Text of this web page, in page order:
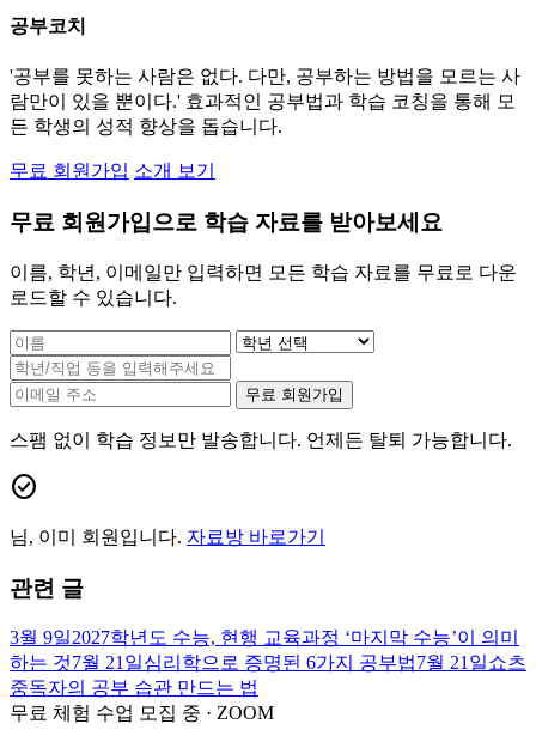
공부코치
'공부를 못하는 사람은 없다. 다만, 공부하는 방법을 모르는 사
람만이 있을 뿐이다.' 효과적인 공부법과 학습 코칭을 통해 모
든 학생의 성적 향상을 돕습니다.
무료 회원가입 소개 보기
무료 회원가입으로 학습 자료를 받아보세요
이름, 학년, 이메일만 입력하면 모든 학습 자료를 무료로 다운
로드할 수 있습니다.
무료 회원가입
스팸 없이 학습 정보만 발송합니다. 언제든 탈퇴 가능합니다.
check_circle
님, 이미 회원입니다. 자료방 바로가기
관련 글
3월 9일2027학년도 수능, 현행 교육과정 ‘마지막 수능’이 의미
하는 것7월 21일심리학으로 증명된 6가지 공부법7월 21일쇼츠
중독자의 공부 습관 만드는 법
무료 체험 수업 모집 중 · ZOOM